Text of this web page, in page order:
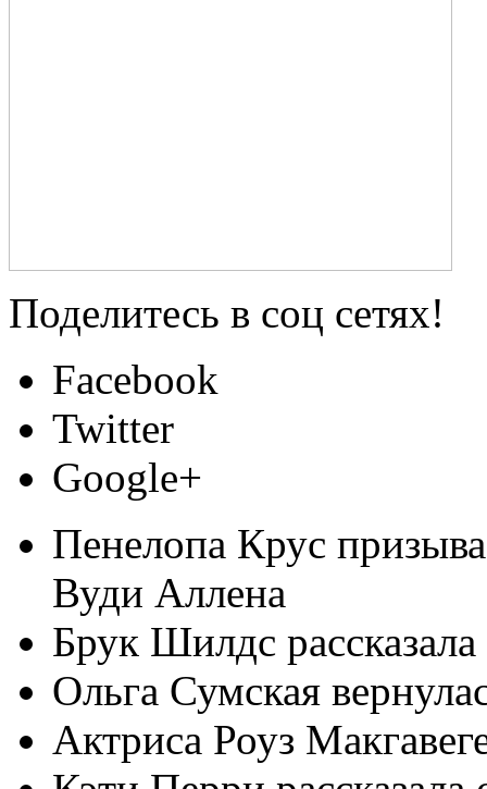
Поделитесь в соц сетях!
Facebook
Twitter
Google+
Пенелопа Крус
Вуди Аллена
Брук Шилдс рассказала
Ольга Сумская
Актриса Роуз